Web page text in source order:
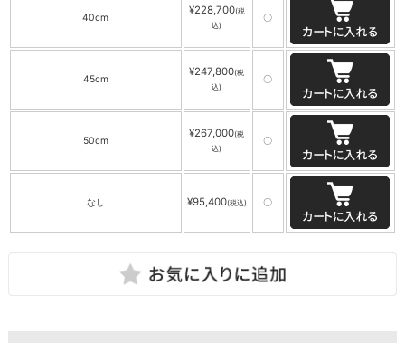
40cm
¥228,700(税
込)
〇
45cm
¥247,800(税
込)
〇
50cm
¥267,000(税
込)
〇
なし ¥95,400(税込) 〇